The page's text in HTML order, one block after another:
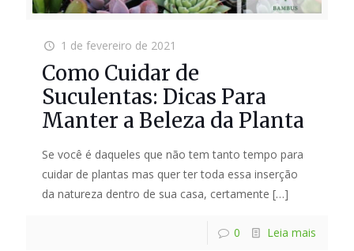
1 de fevereiro de 2021
Como Cuidar de
Suculentas: Dicas Para
Manter a Beleza da Planta
Se você é daqueles que não tem tanto tempo para
cuidar de plantas mas quer ter toda essa inserção
da natureza dentro de sua casa, certamente […]
0 Leia mais